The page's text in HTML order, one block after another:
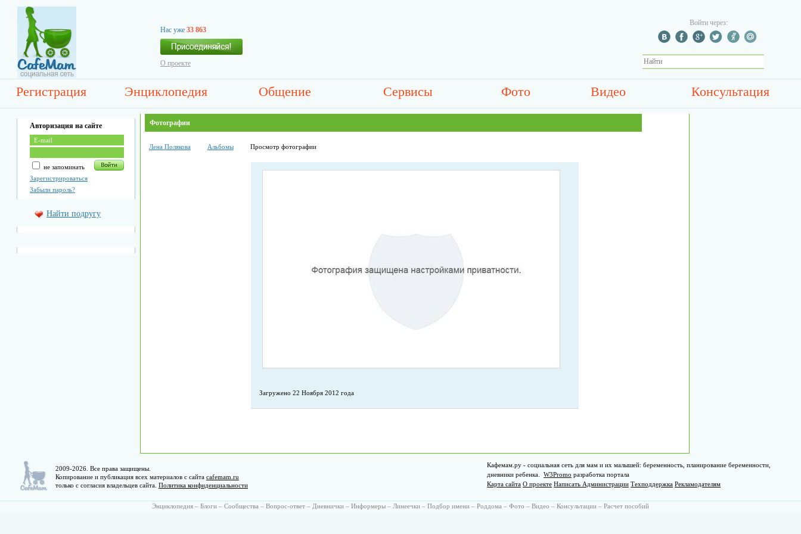
Нас уже 33 863
О проекте
Войти через:
Регистрация Энциклопедия Общение Сервисы Фото Видео Консультация
Авторизация на сайте
не запоминать
Зарегистрироваться
Забыли пароль?
Найти подругу
Фотографии
Лена Полякова Альбомы Просмотр фотографии
Загружено 22 Ноября 2012 года
2009-2026. Все права защищены.
Копирование и публикация всех материалов с сайта cafemam.ru
только с согласия владельцев сайта. Политика конфиденциальности
Кафемам.ру - социальная сеть для мам и их малышей: беременность, планирование беременности,
дневники ребенка.W3Promo разработка портала
Карта сайта О проекте Написать Администрации Техподдержка Рекламодателям
Энциклопедия – Блоги – Сообщества – Вопрос-ответ – Дневнички – Информеры – Линеечки – Подбор имени – Роддома – Фото – Видео – Консультации – Расчет пособий